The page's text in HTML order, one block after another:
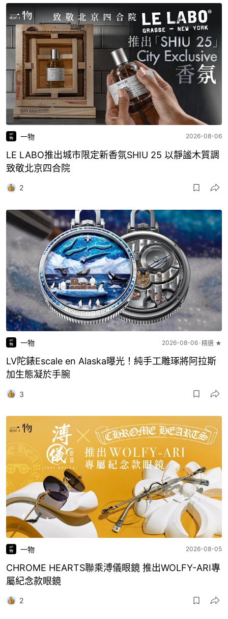
一物 2026-08-06
LE LABO推出城市限定新香氛SHIU 25 以靜謐木質調
致敬北京四合院
2
一物 2026-08-06 精選 ★
LV陀錶Escale en Alaska曝光！純手工雕琢將阿拉斯
加生態凝於手腕
3
一物 2026-08-05
CHROME HEARTS聯乘溥儀眼鏡 推出WOLFY-ARI專
屬紀念款眼鏡
2